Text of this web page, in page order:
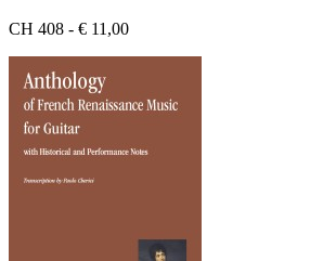
CH 408 - € 11,00